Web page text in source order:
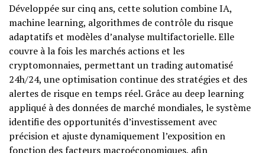
Développée sur cinq ans, cette solution combine IA,
machine learning, algorithmes de contrôle du risque
adaptatifs et modèles d’analyse multifactorielle. Elle
couvre à la fois les marchés actions et les
cryptomonnaies, permettant un trading automatisé
24h/24, une optimisation continue des stratégies et des
alertes de risque en temps réel. Grâce au deep learning
appliqué à des données de marché mondiales, le système
identifie des opportunités d’investissement avec
précision et ajuste dynamiquement l’exposition en
fonction des facteurs macroéconomiques, afin